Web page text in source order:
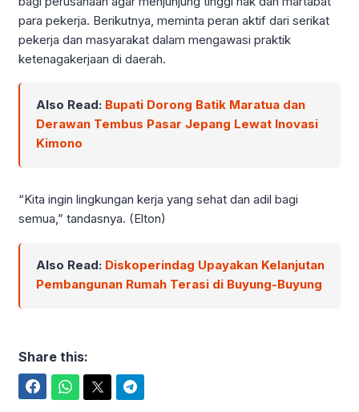
para pekerja. Berikutnya, meminta peran aktif dari serikat
pekerja dan masyarakat dalam mengawasi praktik
ketenagakerjaan di daerah.
Also Read: Bupati Dorong Batik Maratua dan
Derawan Tembus Pasar Jepang Lewat Inovasi
Kimono
“Kita ingin lingkungan kerja yang sehat dan adil bagi
semua,” tandasnya. (Elton)
Also Read: Diskoperindag Upayakan Kelanjutan
Pembangunan Rumah Terasi di Buyung-Buyung
Share this: